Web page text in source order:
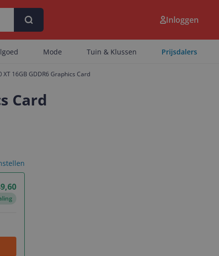
Inloggen
Mode Tuin & Klussen Prijsdalers
XT 16GB GDDR6 Graphics Card
Card